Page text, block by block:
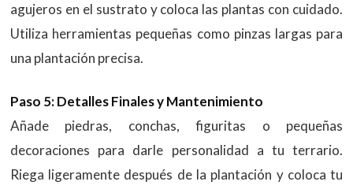
agujeros en el sustrato y coloca las plantas con cuidado.
Utiliza herramientas pequeñas como pinzas largas para
una plantación precisa.
Paso 5: Detalles Finales y Mantenimiento
Añade piedras, conchas, figuritas o pequeñas
decoraciones para darle personalidad a tu terrario.
Riega ligeramente después de la plantación y coloca tu